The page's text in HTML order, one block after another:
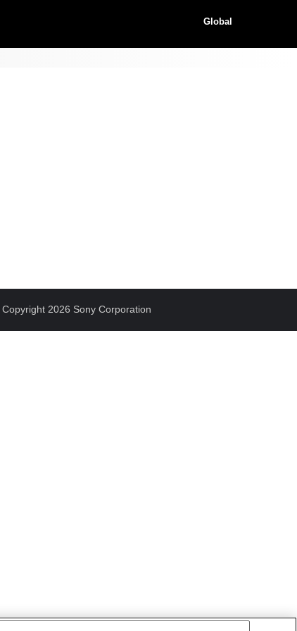
Global
Copyright 2026 Sony Corporation